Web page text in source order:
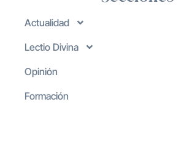
Actualidad
Lectio Divina
Opinión
Formación